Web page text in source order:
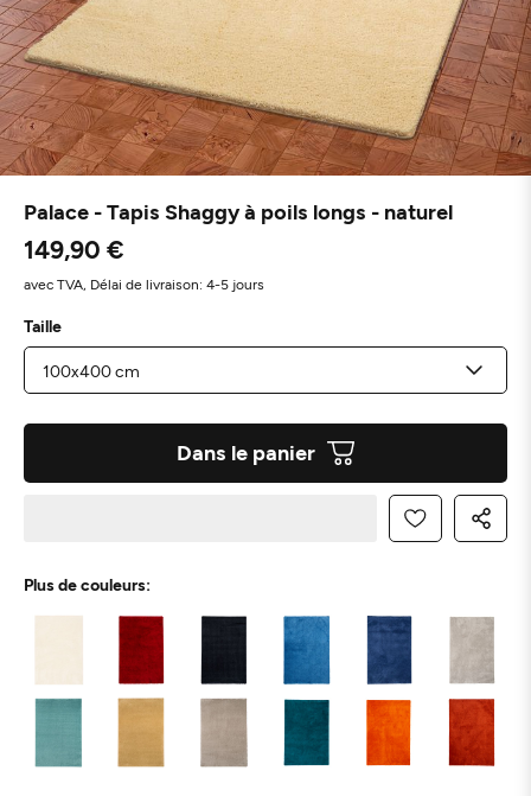
Palace - Tapis Shaggy à poils longs - naturel
149,90 €
avec TVA, Délai de livraison: 4-5 jours
Taille
Dans le panier
Plus de couleurs: